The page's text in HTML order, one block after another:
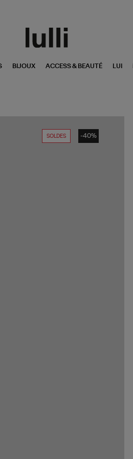
BIJOUX ACCESS & BEAUTÉ LUI
SOLDES -40%